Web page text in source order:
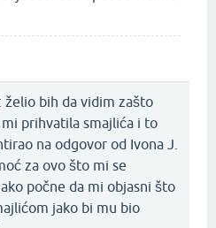
bih da vidim zašto
prihvatila smajlića i to
na odgovor od Ivona J.
za ovo što mi se
počne da mi objasni što
jako bi mu bio